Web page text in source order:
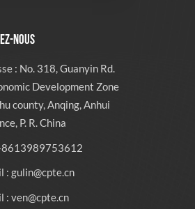
NOUS
: No. 318, Guanyin Rd.
Development Zone
county, Anqing, Anhui
P. R. China
: gulin@cpte.cn
: ven@cpte.cn